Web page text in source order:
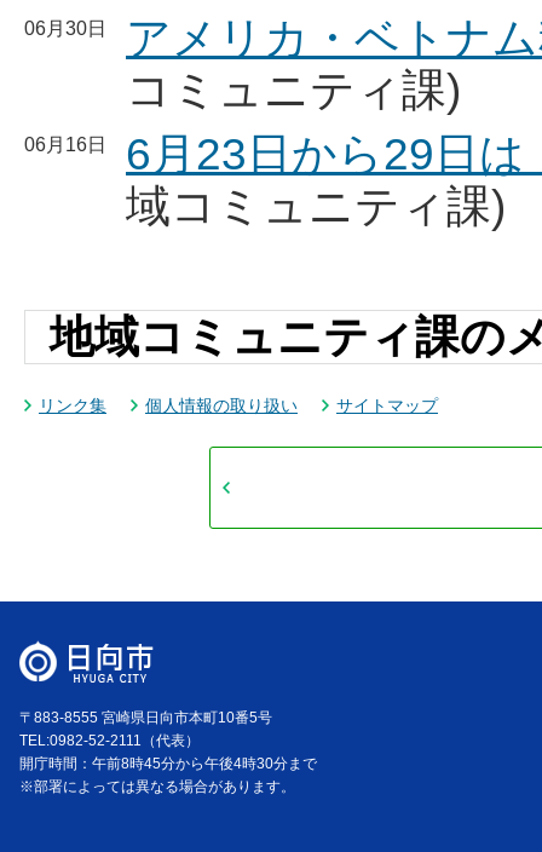
06月30日
アメリカ・ベトナ
コミュニティ課)
06月16日
6月23日から29日
域コミュニティ課)
地域コミュニティ課の
リンク集 個人情報の取り扱い サイトマップ
〒883-8555 宮崎県日向市本町10番5号
TEL:0982-52-2111（代表）
開庁時間：午前8時45分から午後4時30分まで
※部署によっては異なる場合があります。